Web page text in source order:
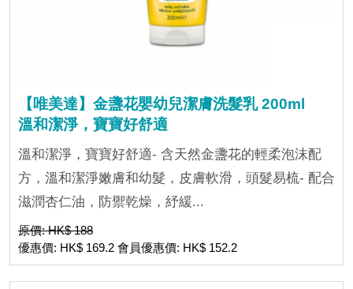
【唯美達】金盞花嬰幼兒潔膚洗髮乳 200ml
溫和潔淨，寶寶好舒適
溫和潔淨，寶寶好舒適- 含天然金盞花的輕柔泡沫配
方，溫和潔淨嫩膚和幼髮，皮膚軟滑，頭髮易梳- 配合
滋潤杏仁油，防禦乾燥，紓緩...
原價: HK$ 188
優惠價: HK$ 169.2 會員優惠價: HK$ 152.2